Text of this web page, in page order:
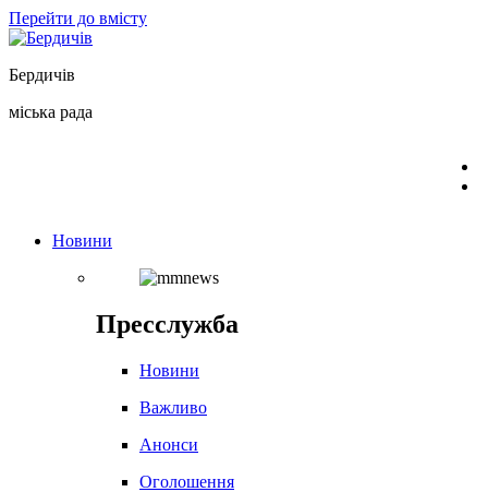
Перейти до вмісту
Бердичів
міська рада
Новини
Пресслужба
Новини
Важливо
Анонси
Оголошення